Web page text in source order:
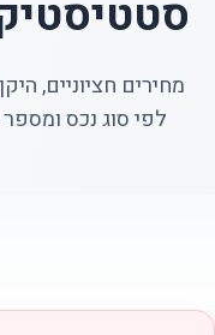
מחירים חציוניים,
לפי סוג נכס